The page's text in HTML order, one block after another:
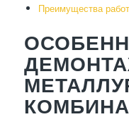
Преимущества